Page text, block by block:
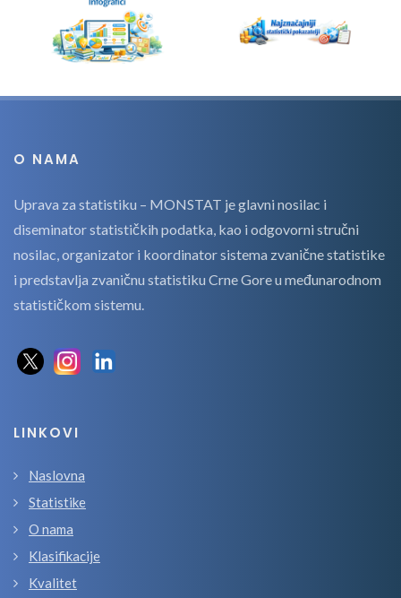
O NAMA
Uprava za statistiku – MONSTAT je glavni nosilac i
diseminator statističkih podatka, kao i odgovorni stručni
nosilac, organizator i koordinator sistema zvanične statistike
i predstavlja zvaničnu statistiku Crne Gore u međunarodnom
statističkom sistemu.
LINKOVI
Naslovna
Statistike
O nama
Klasifikacije
Kvalitet